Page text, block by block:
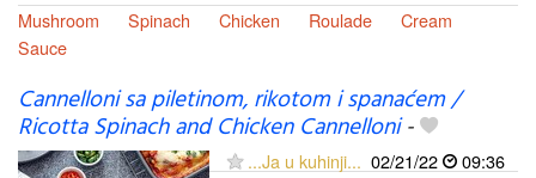
Mushroom
Spinach Chicken Roulade
Cream
Sauce
Cannelloni sa piletinom, rikotom i spanaćem /
Ricotta Spinach and Chicken Cannelloni-
...Ja u kuhinji... 02/21/22
09:36